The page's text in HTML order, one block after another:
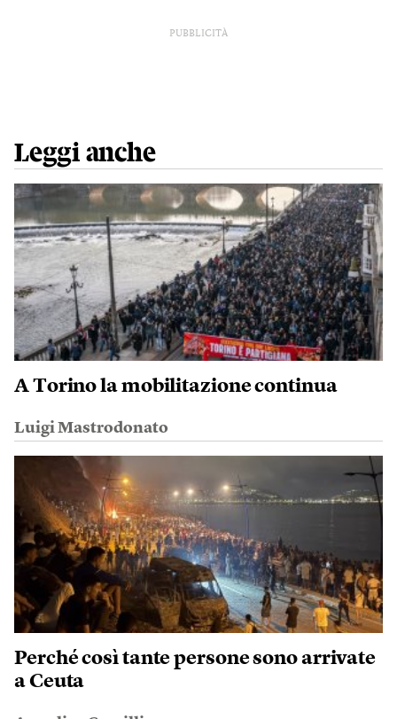
PUBBLICITÀ
Leggi anche
A Torino la mobilitazione continua
Luigi Mastrodonato
Perché così tante persone sono arrivate
a Ceuta